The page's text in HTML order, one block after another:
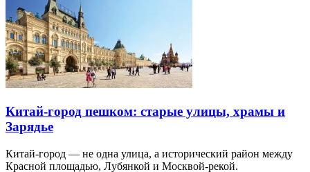
Китай-город пешком: старые улицы, храмы и
Зарядье
Китай-город — не одна улица, а исторический район между
Красной площадью, Лубянкой и Москвой-рекой.